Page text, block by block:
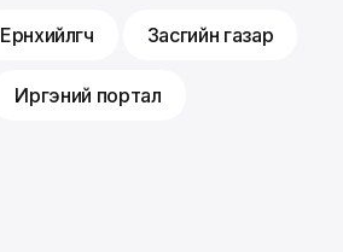
Ерөнхийлөгч Засгийн газар
Иргэний портал